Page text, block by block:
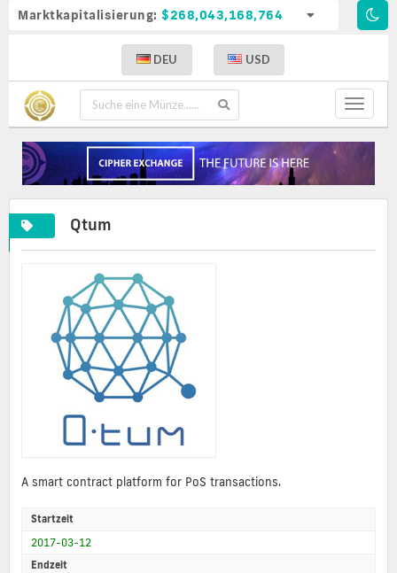
Marktkapitalisierung: $268,043,168,764
DEU USD
Toggle
Qtum
A smart contract platform for PoS transactions.
Startzeit
2017-03-12
Endzeit